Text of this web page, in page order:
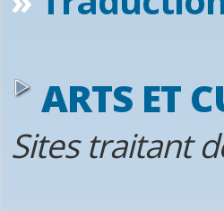
ARTS ET
Sites traitant